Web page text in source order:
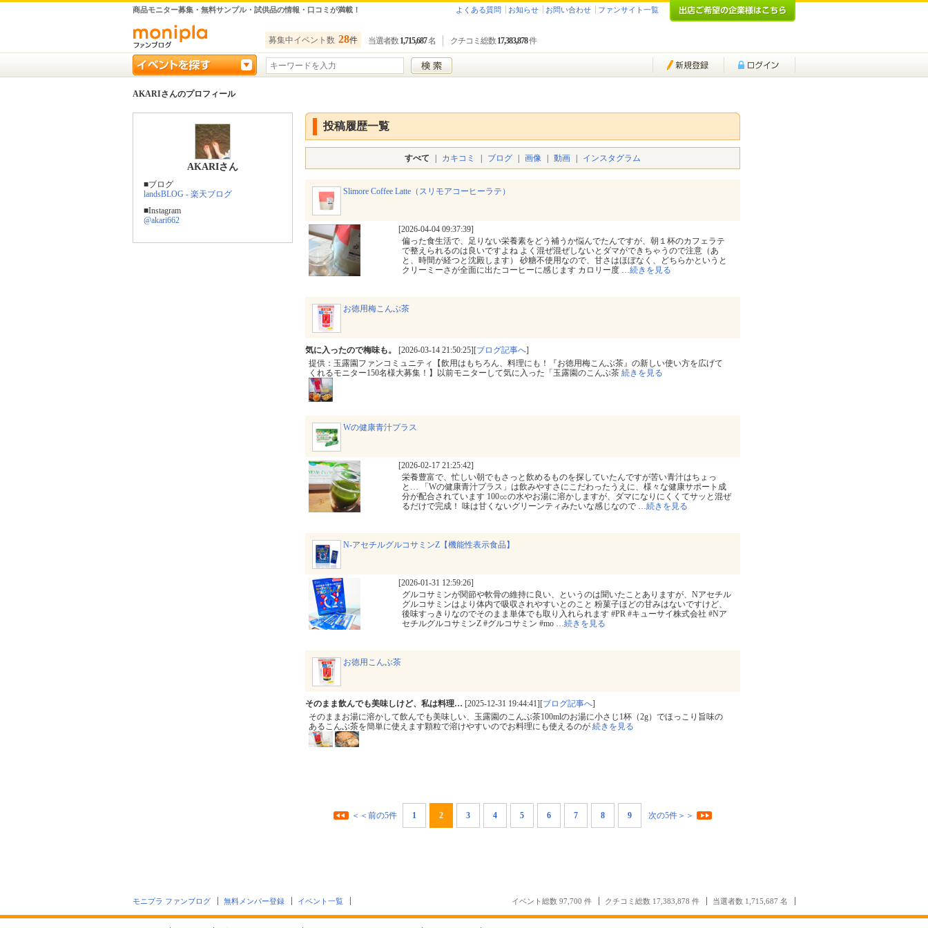
商品モニター募集・無料サンプル・試供品の情報・口コミが満載！ よくある質問 お知らせ お問い合わせ ファンサイト一覧
募集中イベント数 28件 当選者数 1,715,687名 クチコミ総数 17,383,878件
AKARIさんのプロフィール
AKARIさん
■ブログ
landsBLOG - 楽天ブログ
■Instagram
@akari662
投稿履歴一覧
すべて カキコミ ブログ 画像 動画 インスタグラム
Slimore Coffee Latte（スリモアコーヒーラテ）
[2026-04-04 09:37:39]
偏った食生活で、足りない栄養素をどう補うか悩んでたんですが、朝１杯のカフェラテ
で整えられるのは良いですよね よく混ぜ混ぜしないとダマができちゃうので注意（あ
と、時間が経つと沈殿します） 砂糖不使用なので、甘さはほぼなく、どちらかというと
クリーミーさが全面に出たコーヒーに感じます カロリー度 …続きを見る
お徳用梅こんぶ茶
気に入ったので梅味も。 [2026-03-14 21:50:25][ブログ記事へ]
提供：玉露園ファンコミュニティ【飲用はもちろん、料理にも！『お徳用梅こんぶ茶』の新しい使い方を広げて
くれるモニター150名様大募集！】以前モニターして気に入った「​玉露園のこんぶ茶 続きを見る
Wの健康青汁プラス
[2026-02-17 21:25:42]
栄養豊富で、忙しい朝でもさっと飲めるものを探していたんですが苦い青汁はちょっ
と… 「Wの健康青汁プラス」は飲みやすさにこだわったうえに、様々な健康サポート成
分が配合されています 100㏄の水やお湯に溶かしますが、ダマになりにくくてサッと混ぜ
るだけで完成！ 味は甘くないグリーンティみたいな感じなので …続きを見る
N-アセチルグルコサミンZ【機能性表示食品】
[2026-01-31 12:59:26]
グルコサミンが関節や軟骨の維持に良い、というのは聞いたことありますが、Nアセチル
グルコサミンはより体内で吸収されやすいとのこと 粉菓子ほどの甘みはないですけど、
後味すっきりなのでそのまま単体でも取り入れられます #PR #キューサイ株式会社 #Nア
セチルグルコサミンZ #グルコサミン #mo …続きを見る
お徳用こんぶ茶
そのまま飲んでも美味しけど、私は料理… [2025-12-31 19:44:41][ブログ記事へ]
そのままお湯に溶かして飲んでも美味しい、玉露園のこんぶ茶100mlのお湯に小さじ1杯（2g）でほっこり旨味の
あるこんぶ茶を簡単に使えます顆粒で溶けやすいのでお料理にも使えるのが 続きを見る
＜＜前の5件 1 2 3 4 5 6 7 8 9 次の5件＞＞
モニプラ ファンブログ 無料メンバー登録 イベント一覧 イベント総数 97,700 件 クチコミ総数 17,383,878 件 当選者数 1,715,687 名